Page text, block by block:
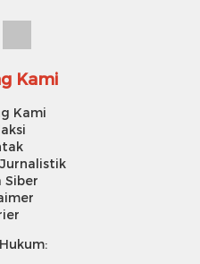
Kami
Kami
Siber